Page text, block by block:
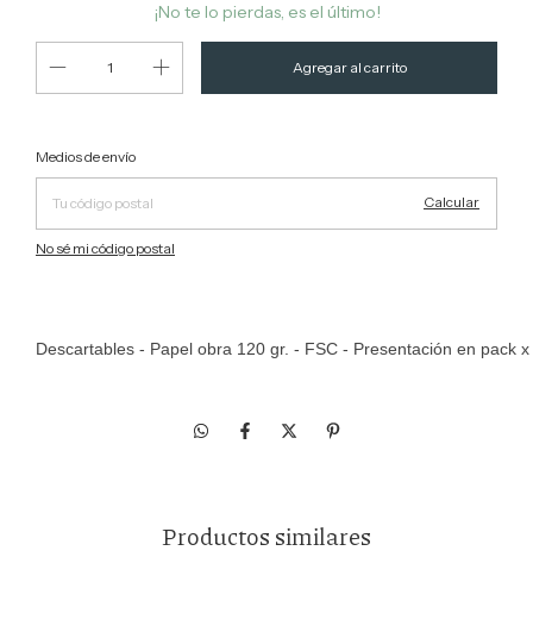
¡No te lo pierdas, es el último!
Entregas para el CP:
Medios de envío
Calcular
No sé mi código postal
Descartables - Papel obra 120 gr. - FSC - Presentación en pack
Productos similares